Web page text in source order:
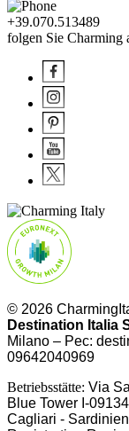
+39.070.513489
folgen Sie Charming
© 2026
Destination Italia
Milano – Pec:
09642040969
Betriebsstätte: Via
Blue Tower I-09134
Cagliari -